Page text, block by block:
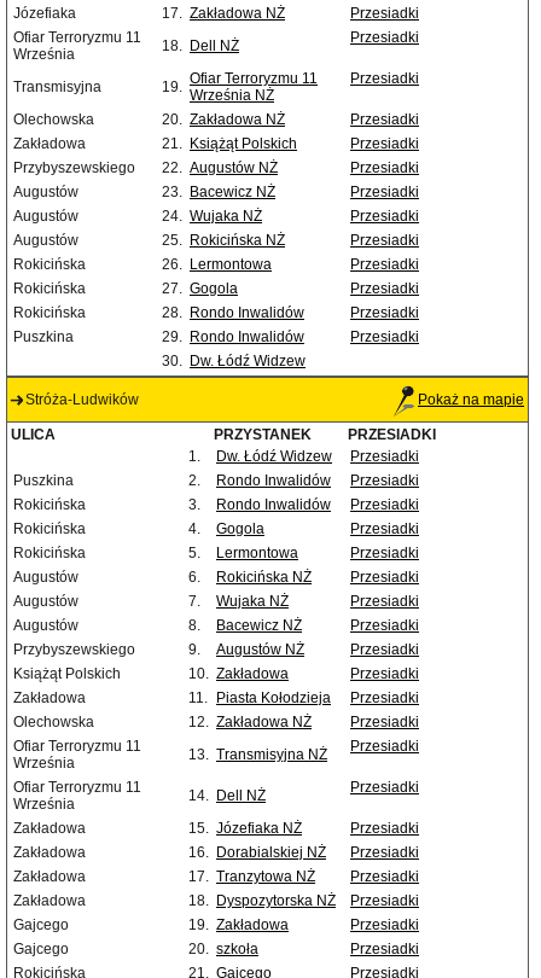
Józefiaka
17. Zakładowa NŻ
Przesiadki
Ofiar Terroryzmu 11
Września
18. Dell NŻ Przesiadki
Transmisyjna 19. Ofiar Terroryzmu 11
Września NŻ
Przesiadki
Olechowska 20. Zakładowa NŻ
Przesiadki
Zakładowa
21. Książąt Polskich
Przesiadki
Przybyszewskiego
22. Augustów NŻ
Przesiadki
Augustów
23. Bacewicz NŻ
Przesiadki
Augustów
24. Wujaka NŻ
Przesiadki
Augustów
25. Rokicińska NŻ
Przesiadki
Rokicińska
26. Lermontowa
Przesiadki
Rokicińska
27. Gogola
Przesiadki
Rokicińska
28. Rondo Inwalidów
Przesiadki
Puszkina
29. Rondo Inwalidów
Przesiadki
30. Dw. Łódź Widzew
Stróża-Ludwików Pokaż na mapie
ULICA PRZYSTANEK
PRZESIADKI
1.
Dw. Łódź Widzew
Przesiadki
Puszkina
2. Rondo Inwalidów
Przesiadki
Rokicińska
3. Rondo Inwalidów
Przesiadki
Rokicińska
4. Gogola
Przesiadki
Rokicińska
5. Lermontowa
Przesiadki
Augustów
6. Rokicińska NŻ
Przesiadki
Augustów
7. Wujaka NŻ
Przesiadki
Augustów
8. Bacewicz NŻ
Przesiadki
Przybyszewskiego
9. Augustów NŻ
Przesiadki
Książąt Polskich
10. Zakładowa
Przesiadki
Zakładowa
11. Piasta Kołodzieja
Przesiadki
Olechowska
12. Zakładowa NŻ
Przesiadki
Ofiar Terroryzmu 11
Września
13. Transmisyjna NŻ Przesiadki
Ofiar Terroryzmu 11
Września
14. Dell NŻ Przesiadki
Zakładowa 15. Józefiaka NŻ
Przesiadki
Zakładowa
16. Dorabialskiej NŻ
Przesiadki
Zakładowa
17. Tranzytowa NŻ
Przesiadki
Zakładowa
18. Dyspozytorska NŻ
Przesiadki
Gajcego
19. Zakładowa
Przesiadki
Gajcego
20. szkoła
Przesiadki
Rokicińska
21. Gajcego Przesiadki